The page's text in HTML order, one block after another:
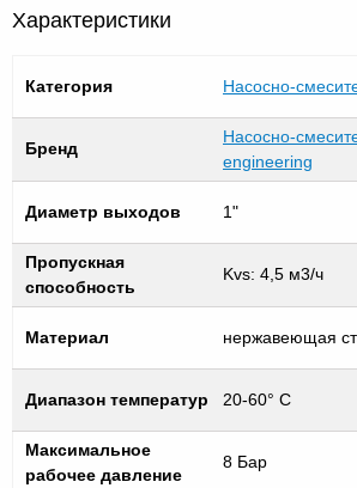
Характеристики
Категория Насосно-
Бренд
Насосно-
engineering
Диаметр выходов 1"
Пропускная
способность
Kvs: 4,5 м3/ч
Материал нержавеющая
Диапазон температур 20-60° C
Максимальное
рабочее давление
8 Бар